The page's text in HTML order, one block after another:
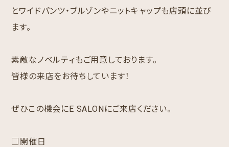
とワイドパンツ・ブルゾンやニットキャップも店頭に並び
ます。
素敵なノベルティもご用意しております。
皆様の来店をお待ちしています！
ぜひこの機会にE SALONにご来店ください。
□開催日